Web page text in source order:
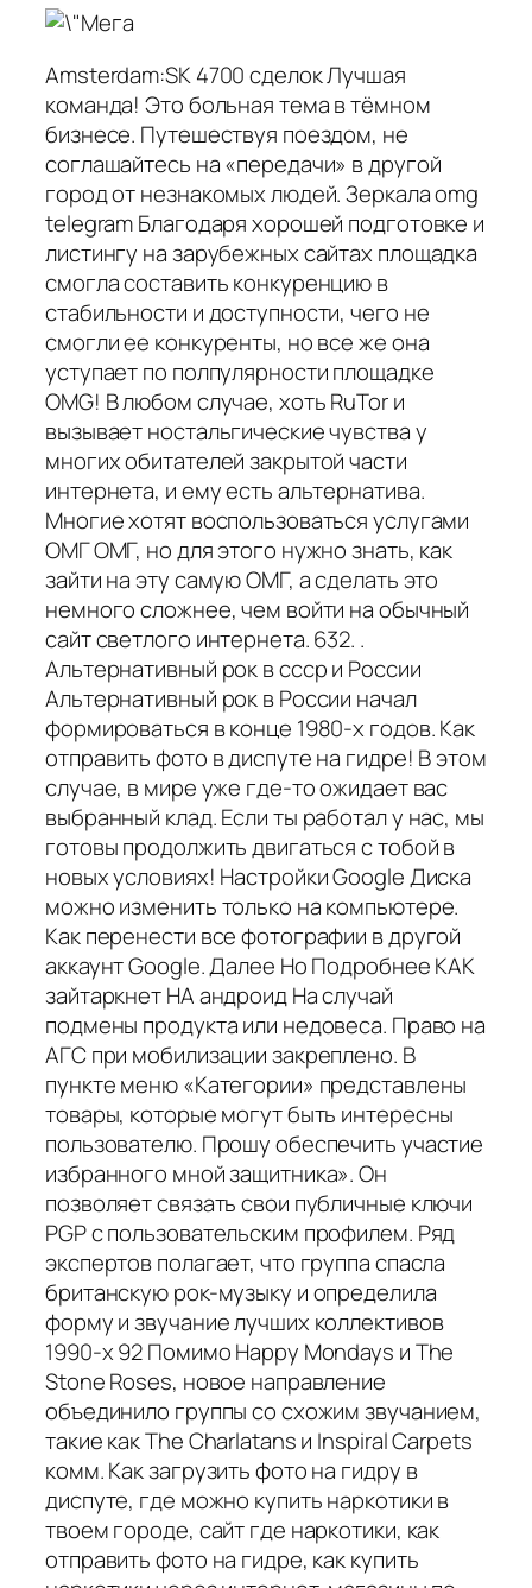
Amsterdam:SK 4700 сделок Лучшая
команда! Это больная тема в тёмном
бизнесе. Путешествуя поездом, не
соглашайтесь на «передачи» в другой
город от незнакомых людей. Зеркала omg
telegram Благодаря хорошей подготовке и
листингу на зарубежных сайтах площадка
смогла составить конкуренцию в
стабильности и доступности, чего не
смогли ее конкуренты, но все же она
уступает по полпулярности площадке
OMG! В любом случае, хоть RuTor и
вызывает ностальгические чувства у
многих обитателей закрытой части
интернета, и ему есть альтернатива.
Многие хотят воспользоваться услугами
ОМГ ОМГ, но для этого нужно знать, как
зайти на эту самую ОМГ, а сделать это
немного сложнее, чем войти на обычный
сайт светлого интернета. 632. .
Альтернативный рок в ссср и России
Альтернативный рок в России начал
формироваться в конце 1980-х годов. Как
отправить фото в диспуте на гидре! В этом
случае, в мире уже где-то ожидает вас
выбранный клад. Если ты работал у нас, мы
готовы продолжить двигаться с тобой в
новых условиях! Настройки Google Диска
можно изменить только на компьютере.
Как перенести все фотографии в другой
аккаунт Google. Далее Но Подробнее КАК
зайтаркнет НА андроид На случай
подмены продукта или недовеса. Право на
АГС при мобилизации закреплено. В
пункте меню «Категории» представлены
товары, которые могут быть интересны
пользователю. Прошу обеспечить участие
избранного мной защитника». Он
позволяет связать свои публичные ключи
PGP с пользовательским профилем. Ряд
экспертов полагает, что группа спасла
британскую рок-музыку и определила
форму и звучание лучших коллективов
1990-х 92 Помимо Happy Mondays и The
Stone Roses, новое направление
объединило группы со схожим звучанием,
такие как The Charlatans и Inspiral Carpets
комм. Как загрузить фото на гидру в
диспуте, где можно купить наркотики в
твоем городе, сайт где наркотики, как
отправить фото на гидре, как купить